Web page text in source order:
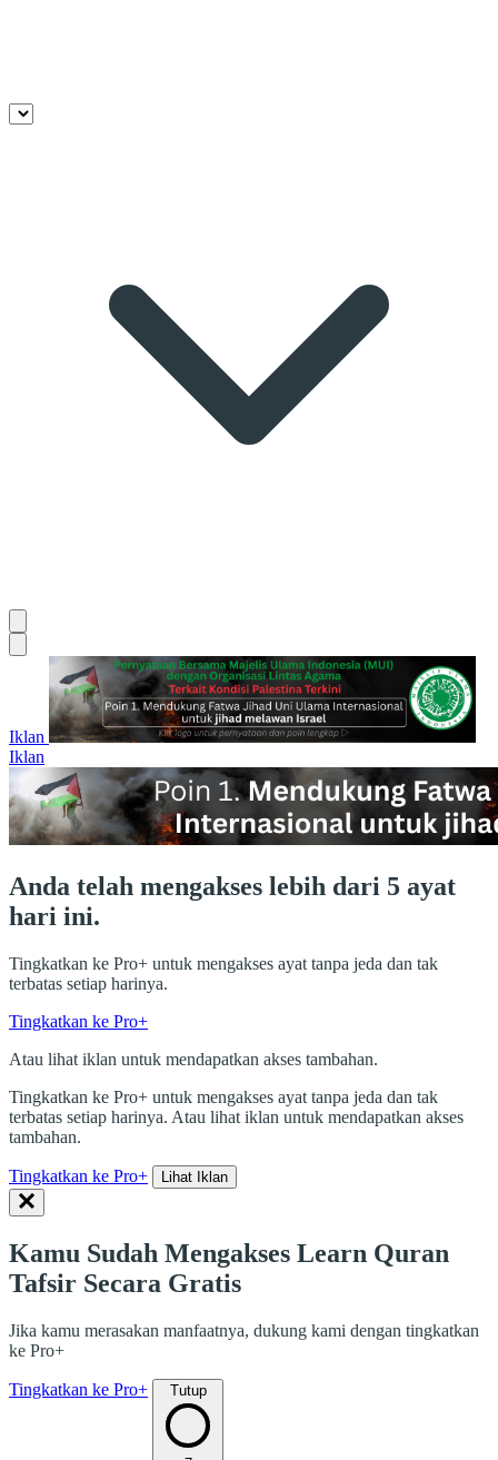
Iklan
Iklan
Anda telah mengakses lebih dari 5 ayat
hari ini.
Tingkatkan ke Pro+ untuk mengakses ayat tanpa jeda dan tak
terbatas setiap harinya.
Tingkatkan ke Pro+
Atau lihat iklan untuk mendapatkan akses tambahan.
Tingkatkan ke Pro+ untuk mengakses ayat tanpa jeda dan tak
terbatas setiap harinya. Atau lihat iklan untuk mendapatkan akses
tambahan.
Tingkatkan ke Pro+ Lihat Iklan
Kamu Sudah Mengakses Learn Quran
Tafsir Secara Gratis
Jika kamu merasakan manfaatnya, dukung kami dengan tingkatkan
ke Pro+
Tingkatkan ke Pro+ Tutup